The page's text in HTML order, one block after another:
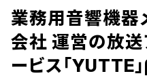
業務用音響機器
会社 運営の放送
ービス「